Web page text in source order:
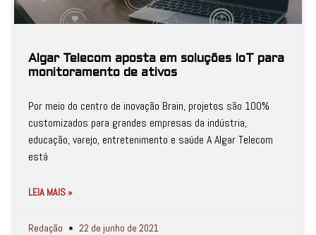
Algar Telecom aposta em soluções IoT para
monitoramento de ativos
Por meio do centro de inovação Brain, projetos são 100%
customizados para grandes empresas da indústria,
educação, varejo, entretenimento e saúde A Algar Telecom
está
LEIA MAIS »
Redação 22 de junho de 2021